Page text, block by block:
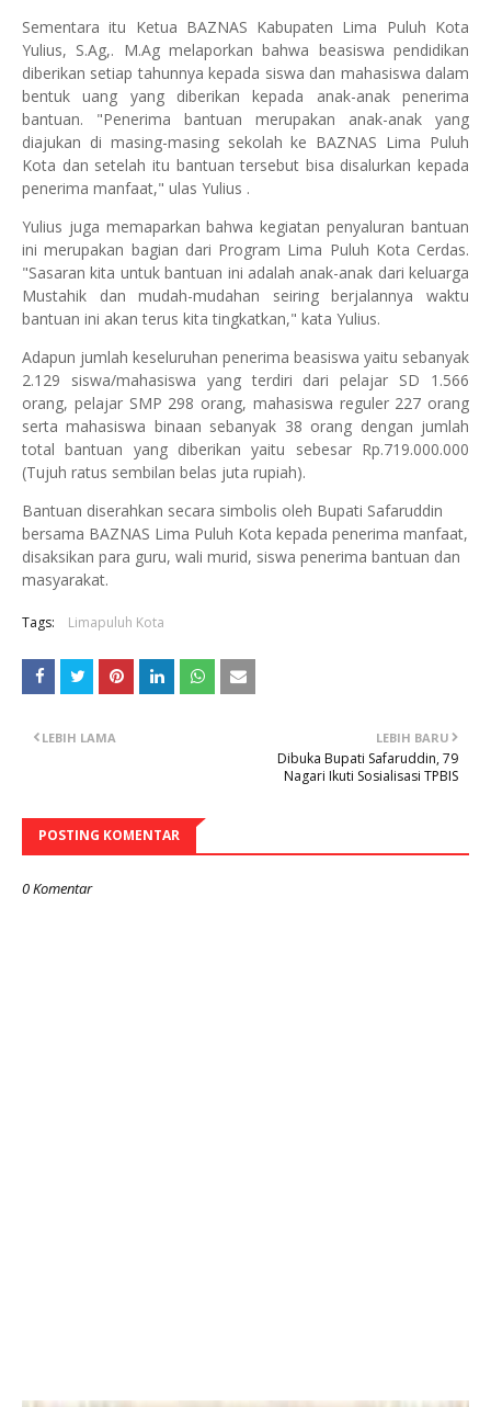
Sementara itu Ketua BAZNAS Kabupaten Lima Puluh Kota
Yulius, S.Ag,. M.Ag melaporkan bahwa beasiswa pendidikan
diberikan setiap tahunnya kepada siswa dan mahasiswa dalam
bentuk uang yang diberikan kepada anak-anak penerima
bantuan. "Penerima bantuan merupakan anak-anak yang
diajukan di masing-masing sekolah ke BAZNAS Lima Puluh
Kota dan setelah itu bantuan tersebut bisa disalurkan kepada
penerima manfaat," ulas Yulius .
Yulius juga memaparkan bahwa kegiatan penyaluran bantuan
ini merupakan bagian dari Program Lima Puluh Kota Cerdas.
"Sasaran kita untuk bantuan ini adalah anak-anak dari keluarga
Mustahik dan mudah-mudahan seiring berjalannya waktu
bantuan ini akan terus kita tingkatkan," kata Yulius.
Adapun jumlah keseluruhan penerima beasiswa yaitu sebanyak
2.129 siswa/mahasiswa yang terdiri dari pelajar SD 1.566
orang, pelajar SMP 298 orang, mahasiswa reguler 227 orang
serta mahasiswa binaan sebanyak 38 orang dengan jumlah
total bantuan yang diberikan yaitu sebesar Rp.719.000.000
(Tujuh ratus sembilan belas juta rupiah).
Bantuan diserahkan secara simbolis oleh Bupati Safaruddin
bersama BAZNAS Lima Puluh Kota kepada penerima manfaat,
disaksikan para guru, wali murid, siswa penerima bantuan dan
masyarakat.
Tags: Limapuluh Kota
LEBIH BARU
Dibuka Bupati Safaruddin, 79
Nagari Ikuti Sosialisasi TPBIS
LEBIH LAMA
POSTING KOMENTAR
0 Komentar